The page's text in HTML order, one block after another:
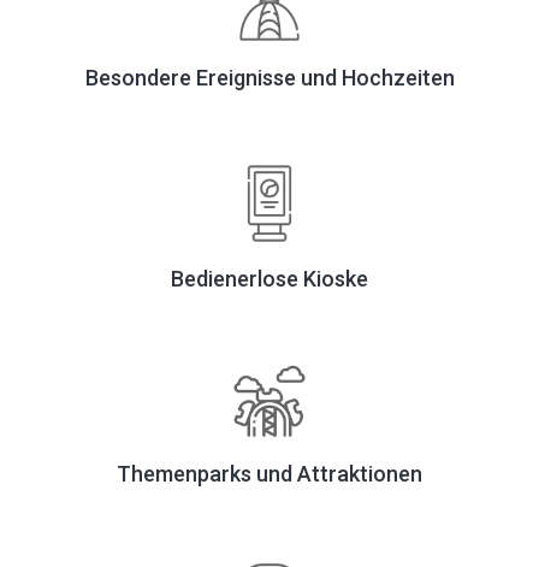
Besondere Ereignisse und Hochzeiten
Bedienerlose Kioske
Themenparks und Attraktionen